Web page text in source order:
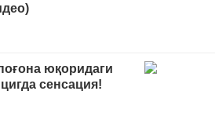
юқоридаги
сенсация!